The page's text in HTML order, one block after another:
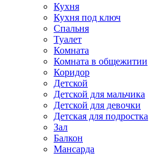
Кухня
Кухня под ключ
Спальня
Туалет
Комната
Комната в общежитии
Коридор
Детской
Детской для мальчика
Детской для девочки
Детская для подростка
Зал
Балкон
Мансарда